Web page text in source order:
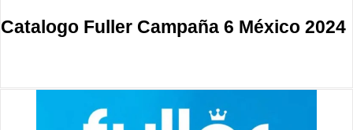
Catalogo Fuller Campaña 6 México 2024